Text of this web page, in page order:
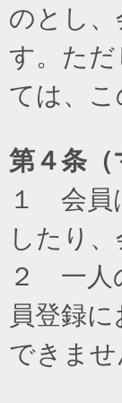
のとし
す。た
ては、
第４条
１ 会員
したり
２ 一人
員登録
できませ